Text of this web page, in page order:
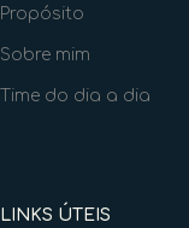
Propósito
Sobre mim
Time do dia a dia
LINKS ÚTEIS